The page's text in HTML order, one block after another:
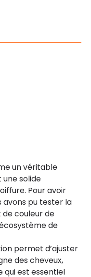
un véritable
solide
Pour avoir
avons pu tester la
couleur de
de
permet d’ajuster
des cheveux,
qui est essentiel